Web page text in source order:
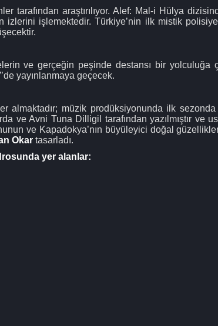
araştırılıyor. Alef: Mal-i Hülya
işlemektedir. Türkiye’nin ilk mistik polisiye
ve gerçeğin peşinde destansı bir yolculuğa
’de yayınlanmaya geçecek.
almaktadır; müzik prodüksiyonunda ilk
ve Avni Tuna Dilligil tarafından yazılmıştır ve
ve Kapadokya’nın büyüleyici doğal
Okar tasarladı.
yer alanlar: